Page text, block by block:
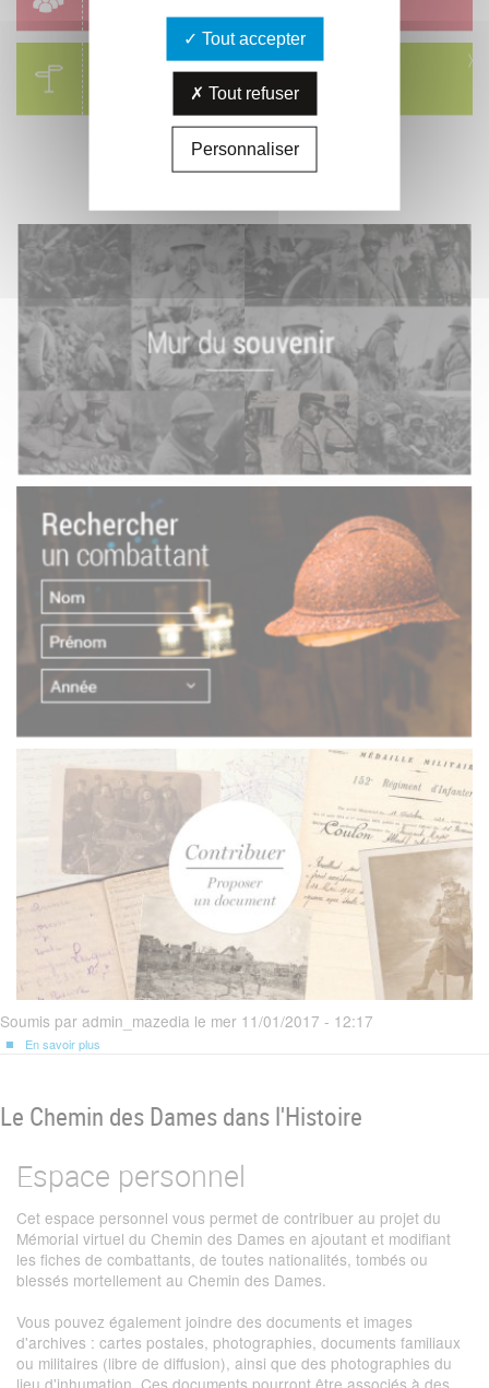
Visites & parcours thématiques
MÉMORIALVIRTUEL
Soumis par admin_mazedia le mer 11/01/2017 - 12:17
En savoir plus
et
le
Le Chemin des Dames dans l'Histoire
Espace personnel
Cet espace personnel vous permet de contribuer au projet du
Mémorial virtuel du Chemin des Dames en ajoutant et modifiant
les fiches de combattants, de toutes nationalités, tombés ou
blessés mortellement au Chemin des Dames.
Vous pouvez également joindre des documents et images
d'archives : cartes postales, photographies, documents familiaux
ou militaires (libre de diffusion), ainsi que des photographies du
Tout accepter
Tout refuser
Personnaliser